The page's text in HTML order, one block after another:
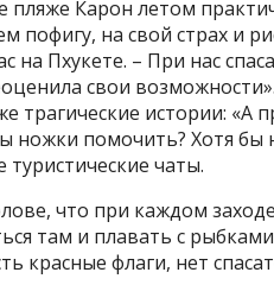
Карон летом
пофигу, на свой страх и
Пхукете. – При нас
свои
трагические истории: «А
ножки помочить? Хотя бы
чаты.
что при каждом
там и плавать с
красные флаги, нет